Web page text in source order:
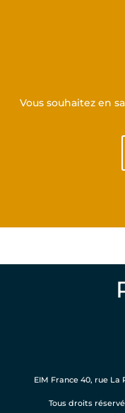
Vous souhaitez en
EIM France 40, rue La
Tous droits